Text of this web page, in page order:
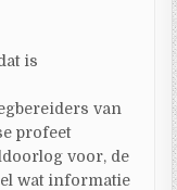
is
van
profeet
voor, de
wat informatie